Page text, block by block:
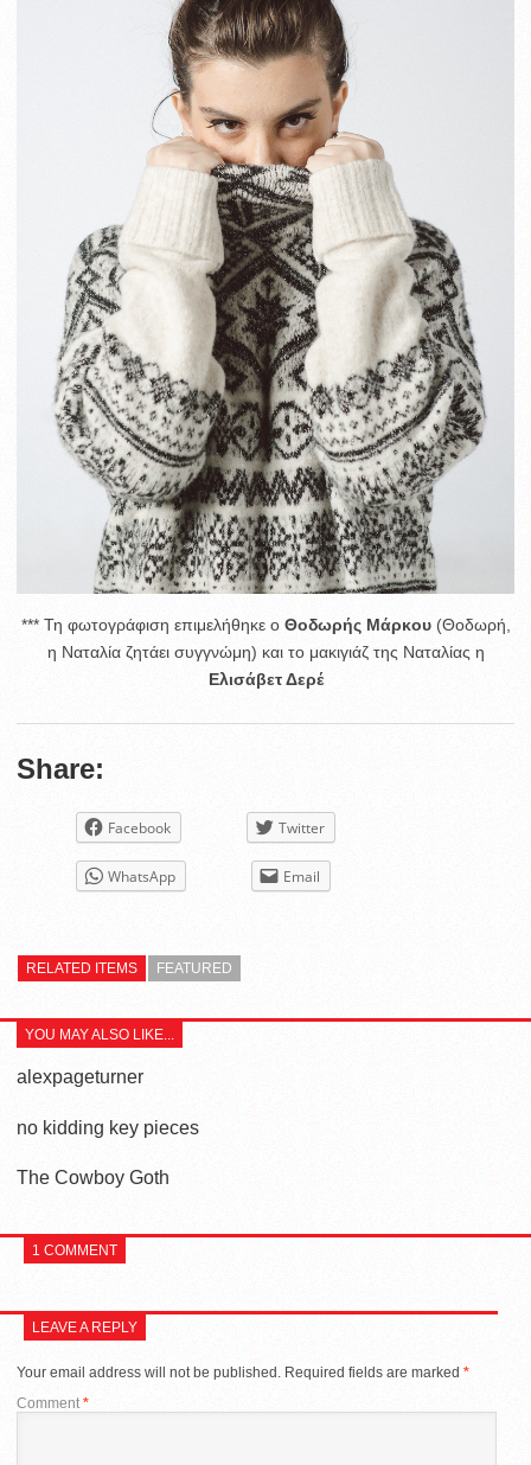
*** Τη φωτογράφιση επιμελήθηκε ο Θοδωρής Μάρκου(Θοδωρή,
η Ναταλία ζητάει συγγνώμη) και το μακιγιάζ της Ναταλίας η
Ελισάβετ Δερέ
Share:
Facebook Twitter
WhatsApp Email
RELATED ITEMS FEATURED
YOU MAY ALSO LIKE...
alexpageturner
no kidding key pieces
The Cowboy Goth
1 COMMENT
LEAVE A REPLY
Your email address will not be published. Required fields are marked *
Comment *